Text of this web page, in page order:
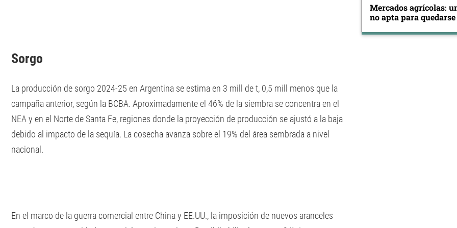
Sorgo
La producción de sorgo 2024-25 en Argentina se estima en 3 mill de t, 0,5 mill menos que la
campaña anterior, según la BCBA. Aproximadamente el 46% de la siembra se concentra en el
NEA y en el Norte de Santa Fe, regiones donde la proyección de producción se ajustó a la baja
debido al impacto de la sequía. La cosecha avanza sobre el 19% del área sembrada a nivel
nacional.
En el marco de la guerra comercial entre China y EE.UU., la imposición de nuevos aranceles
Mercados agrícolas:
no apta para